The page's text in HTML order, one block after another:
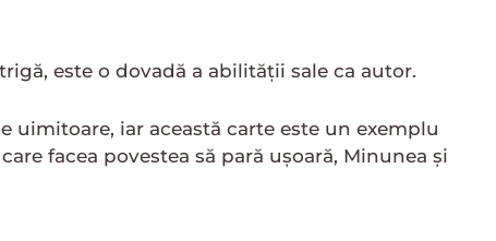
este o dovadă a abilității sale ca autor.
iar această carte este un exemplu
facea povestea să pară ușoară, Minunea și